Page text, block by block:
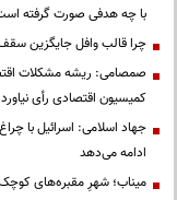
با چه هدفی صورت گرفته
چرا قالب وافل جایگزین
صمصامی: ریشه مشکلات
کمیسیون اقتصادی رأی نیاورد
جهاد اسلامی: اسرائیل با
ادامه می‌دهد
میناب؛ شهرِ مقبره‌های